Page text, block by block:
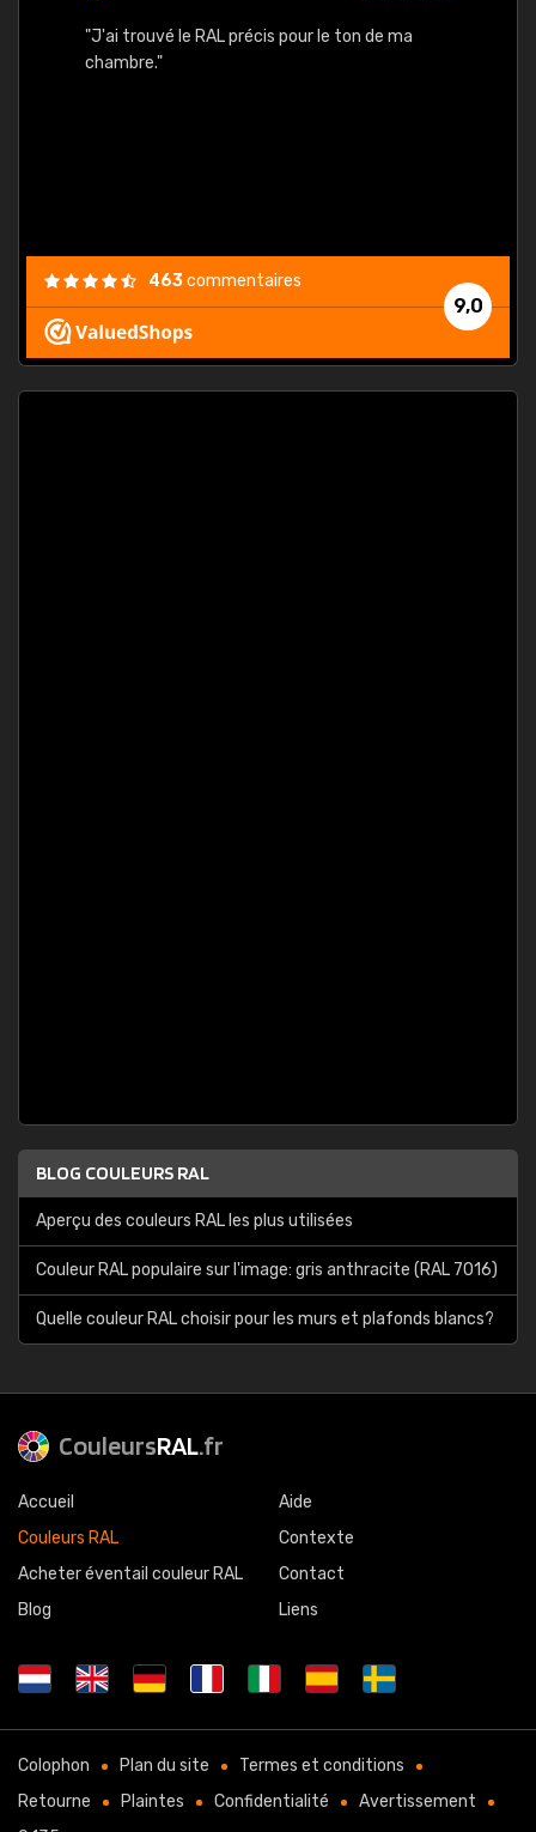
"J'ai trouvé le RAL précis pour le ton de ma
chambre."
9,0
463commentaires
BLOG COULEURS RAL
Aperçu des couleurs RAL les plus utilisées
Couleur RAL populaire sur l'image: gris anthracite (RAL 7016)
Quelle couleur RAL choisir pour les murs et plafonds blancs?
CouleursRAL.fr
Accueil
Couleurs RAL
Acheter éventail couleur RAL
Blog
Aide
Contexte
Contact
Liens
Colophon Plan du site
Termes et conditions
Retourne
Plaintes Confidentialité
Avertissement